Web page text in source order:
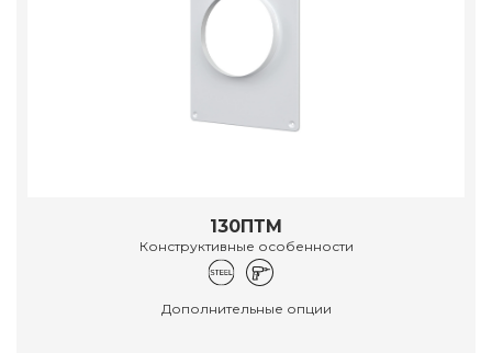
130ПТМ
Конструктивные особенности
Дополнительные опции